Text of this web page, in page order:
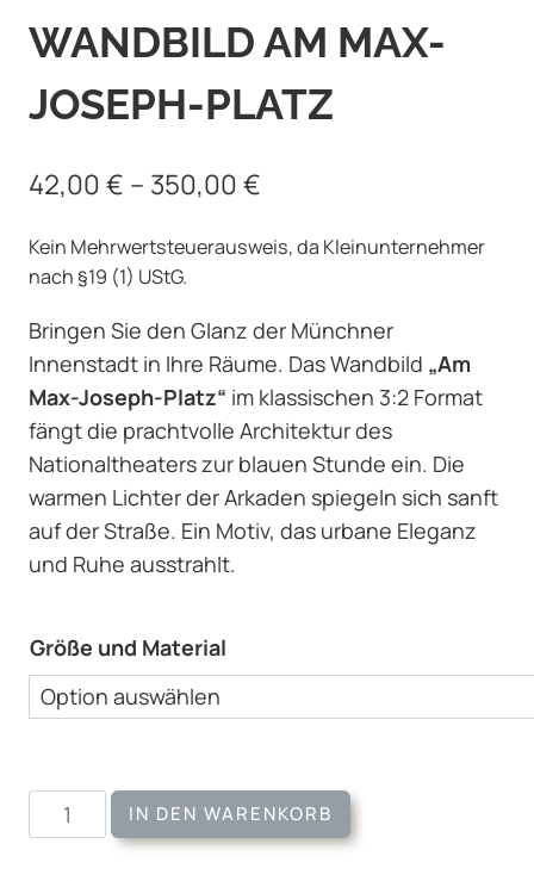
WANDBILD AM MAX-
JOSEPH-PLATZ
42,00€ – 350,00€
Kein Mehrwertsteuerausweis, da Kleinunternehmer
nach §19 (1) UStG.
Bringen Sie den Glanz der Münchner
Innenstadt in Ihre Räume. Das Wandbild „Am
Max-Joseph-Platz“ im klassischen 3:2 Format
fängt die prachtvolle Architektur des
Nationaltheaters zur blauen Stunde ein. Die
warmen Lichter der Arkaden spiegeln sich sanft
auf der Straße. Ein Motiv, das urbane Eleganz
und Ruhe ausstrahlt.
Größe und Material
Wandbild
Am
IN DEN WARENKORB